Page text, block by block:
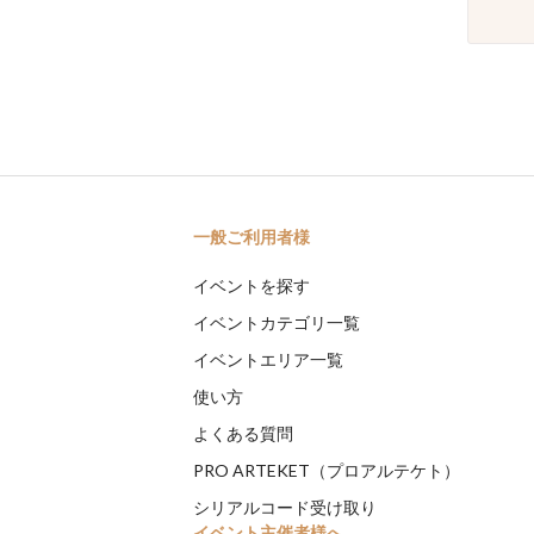
一般ご利用者様
イベントを探す
イベントカテゴリ一覧
イベントエリア一覧
使い方
よくある質問
PRO ARTEKET（プロアルテケト）
シリアルコード受け取り